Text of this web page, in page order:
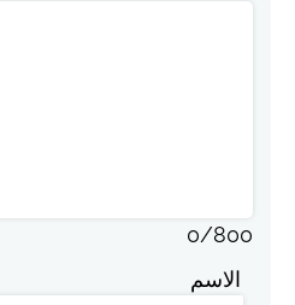
0/800
الاسم